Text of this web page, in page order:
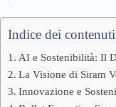
Indice dei contenuti
AI e Sostenibilità: Il
La Visione di Siram
Innovazione e